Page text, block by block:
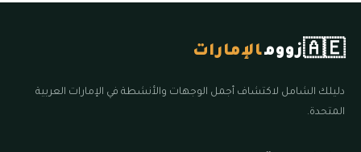
🇦🇪زوومالإمارات
دليلك الشامل لاكتشاف أجمل الوجهات والأنشطة في الإمارات العربية
المتحدة.